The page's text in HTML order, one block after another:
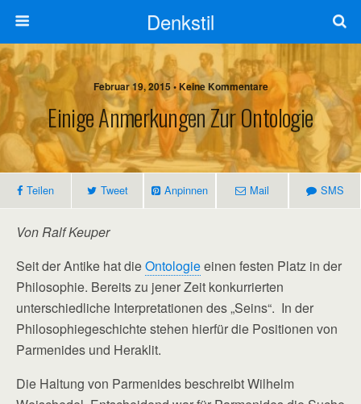
Denkstil
Februar 19, 2015 • Keine Kommentare
Einige Anmerkungen Zur Ontologie
Teilen Tweet Anpinnen Mail SMS
Von Ralf Keuper
Seit der Antike hat dieOntologieeinen festen Platz in der
Philosophie. Bereits zu jener Zeit konkurrierten
unterschiedliche Interpretationen des „Seins“. In der
Philosophiegeschichte stehen hierfür die Positionen von
Parmenides und Heraklit.
Die Haltung von Parmenides beschreibt Wilhelm